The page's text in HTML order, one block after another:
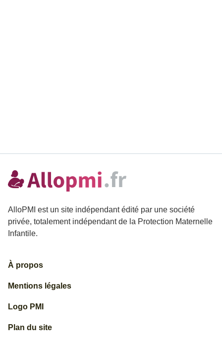
AlloPMI est un site indépendant édité par une société
privée, totalement indépendant de la Protection Maternelle
Infantile.
À propos
Mentions légales
Logo PMI
Plan du site